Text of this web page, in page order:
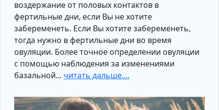
воздержание от половых контактов в
фертильные дни, если Вы не хотите
забеременеть. Если Вы хотите забеременеть,
тогда нужно в фертильные дни во время
овуляции. Более точное определении овуляции
с помощью наблюдения за изменениями
базальной... читать дальше....